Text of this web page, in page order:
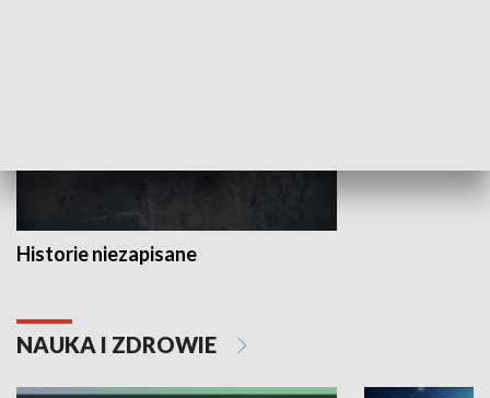
Historie niezapisane
NAUKA I ZDROWIE